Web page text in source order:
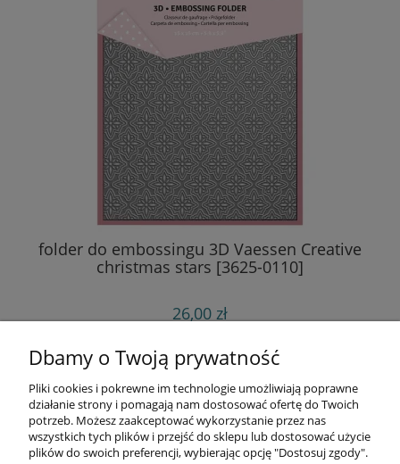
folder do embossingu 3D Vaessen Creative
christmas stars [3625-0110]
26,00 zł
do koszyka
Informacje
Opłaty i koszty dostawy
Dbamy o Twoją prywatność
Pliki cookies i pokrewne im technologie umożliwiają poprawne
działanie strony i pomagają nam dostosować ofertę do Twoich
potrzeb. Możesz zaakceptować wykorzystanie przez nas
wszystkich tych plików i przejść do sklepu lub dostosować użycie
plików do swoich preferencji, wybierając opcję "Dostosuj zgody".